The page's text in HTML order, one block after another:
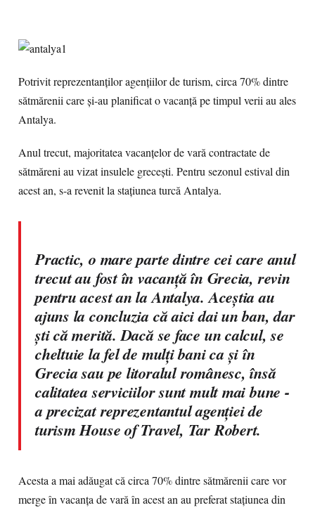
Potrivit reprezentanţilor agenţiilor de turism, circa 70% dintre
sătmărenii care şi-au planificat o vacanţă pe timpul verii au ales
Antalya.
Anul trecut, majoritatea vacanţelor de vară contractate de
sătmăreni au vizat insulele greceşti. Pentru sezonul estival din
acest an, s-a revenit la staţiunea turcă Antalya.
Practic, o mare parte dintre cei care anul
trecut au fost în vacanţă în Grecia, revin
pentru acest an la Antalya. Aceştia au
ajuns la concluzia că aici dai un ban, dar
şti că merită. Dacă se face un calcul, se
cheltuie la fel de mulţi bani ca şi în
Grecia sau pe litoralul românesc, însă
calitatea serviciilor sunt mult mai bune -
a precizat reprezentantul agenţiei de
turism House of Travel, Tar Robert.
Acesta a mai adăugat că circa 70% dintre sătmărenii care vor
merge în vacanţa de vară în acest an au preferat staţiunea din